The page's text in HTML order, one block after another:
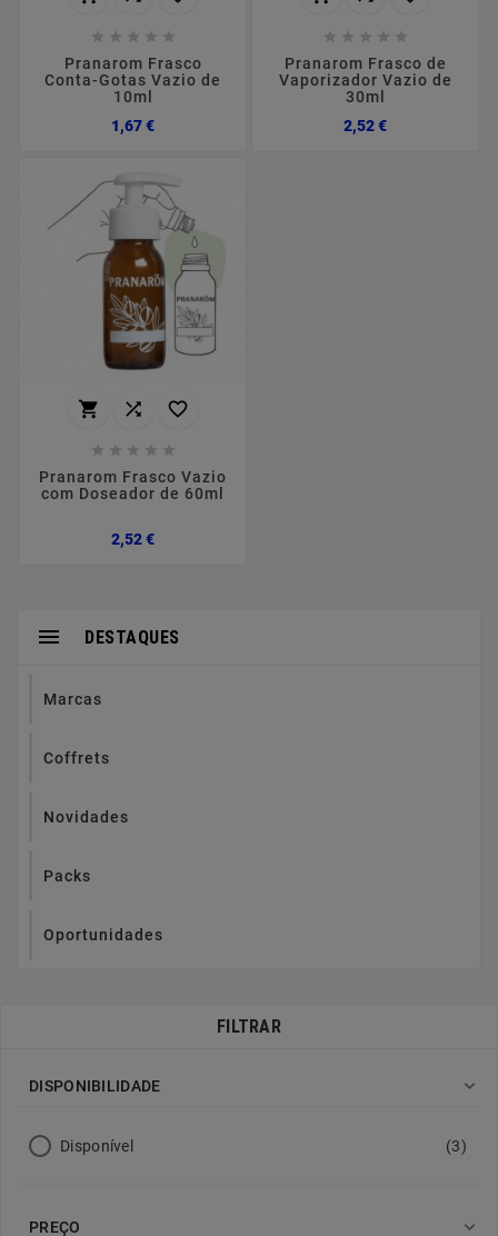
    
Pranarom Frasco
Conta-Gotas Vazio de
10ml
1,67 €Preço
    
Pranarom Frasco de
Vaporizador Vazio de
30ml
2,52 €Preço
  
    
Pranarom Frasco Vazio
com Doseador de 60ml
2,52 €Preço
DESTAQUES

Marcas
Coffrets
Novidades
Packs
Oportunidades
FILTRAR
DISPONIBILIDADE 
Disponível (3)
PREÇO 